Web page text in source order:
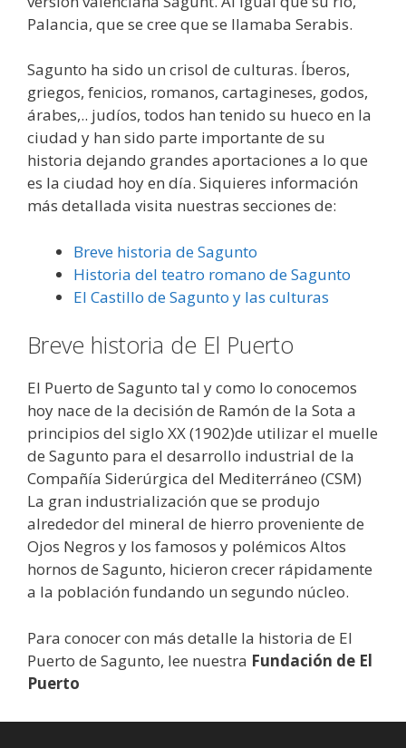
Palancia, que se cree que se llamaba Serabis.
Sagunto ha sido un crisol de culturas. Íberos,
griegos, fenicios, romanos, cartagineses, godos,
árabes,.. judíos, todos han tenido su hueco en la
ciudad y han sido parte importante de su
historia dejando grandes aportaciones a lo que
es la ciudad hoy en día. Siquieres información
más detallada visita nuestras secciones de:
Breve historia de Sagunto
Historia del teatro romano de Sagunto
El Castillo de Sagunto y las culturas
Breve historia de El Puerto
El Puerto de Sagunto tal y como lo conocemos
hoy nace de la decisión de Ramón de la Sota a
principios del siglo XX (1902)de utilizar el muelle
de Sagunto para el desarrollo industrial de la
Compañía Siderúrgica del Mediterráneo (CSM)
La gran industrialización que se produjo
alrededor del mineral de hierro proveniente de
Ojos Negros y los famosos y polémicos Altos
hornos de Sagunto, hicieron crecer rápidamente
a la población fundando un segundo núcleo.
Para conocer con más detalle la historia de El
Puerto de Sagunto, lee nuestra Fundación de El
Puerto